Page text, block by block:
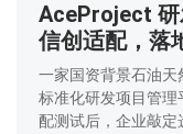
AceProject
信创适配，落
一家国资背景石油天
标准化研发项目管
配测试后，企业敲定